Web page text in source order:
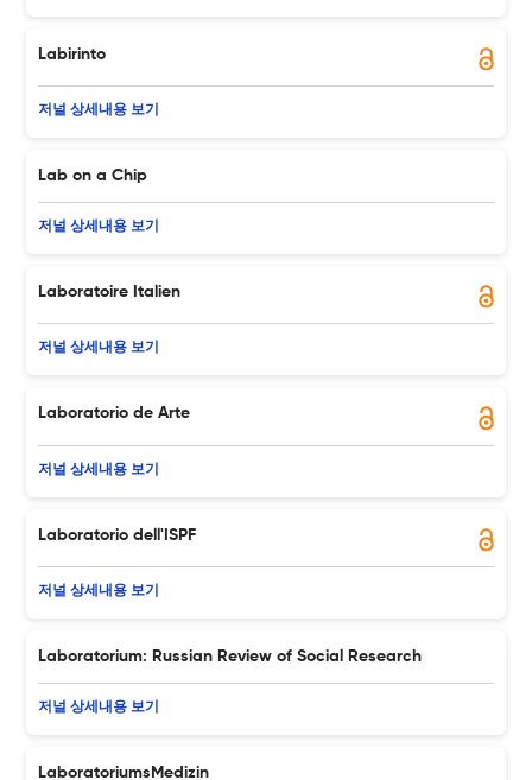
Labirinto
저널 상세내용 보기
Lab on a Chip
저널 상세내용 보기
Laboratoire Italien
저널 상세내용 보기
Laboratorio de Arte
저널 상세내용 보기
Laboratorio dell'ISPF
저널 상세내용 보기
Laboratorium: Russian Review of Social Research
저널 상세내용 보기
LaboratoriumsMedizin